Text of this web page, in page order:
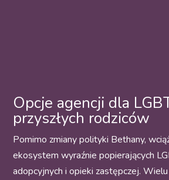
Opcje agencji dla
przyszłych rodziców
Pomimo zmiany polityki Bethany,
ekosystem wyraźnie popierających
adopcyjnych i opieki zastępczej.